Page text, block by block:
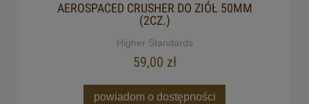
AEROSPACED CRUSHER DO ZIÓŁ 50MM
(2CZ.)
Higher Standards
59,00 zł
powiadom o dostępności